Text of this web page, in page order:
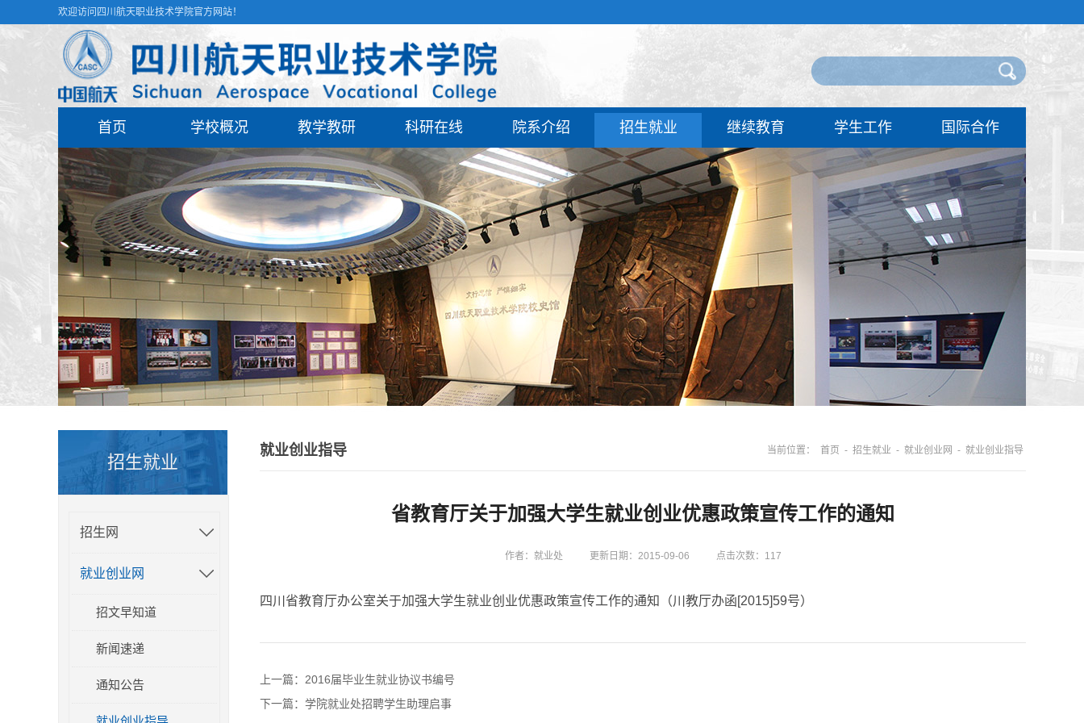
欢迎访问四川航天职业技术学院官方网站！
首页 学校概况 教学教研 科研在线 院系介绍 招生就业 继续教育 学生工作 国际合作
招生就业
招生网
就业创业网
招文早知道
新闻速递
通知公告
就业创业指导 当前位置： 首页 - 招生就业 - 就业创业网 - 就业创业指导
省教育厅关于加强大学生就业创业优惠政策宣传工作的通知
作者：就业处 更新日期：2015-09-06 点击次数： 117
四川省教育厅办公室关于加强大学生就业创业优惠政策宣传工作的通知（川教厅办函[2015]59号）
上一篇： 2016届毕业生就业协议书编号
下一篇： 学院就业处招聘学生助理启事